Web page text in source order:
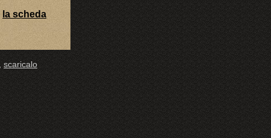
la scheda
scaricalo